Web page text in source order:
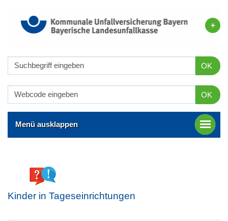
OK
OK
Menü ausklappen
Kinder in Tageseinrichtungen